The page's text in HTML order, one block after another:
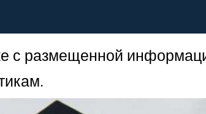
с размещенной